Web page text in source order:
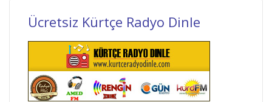
Ücretsiz Kürtçe Radyo Dinle